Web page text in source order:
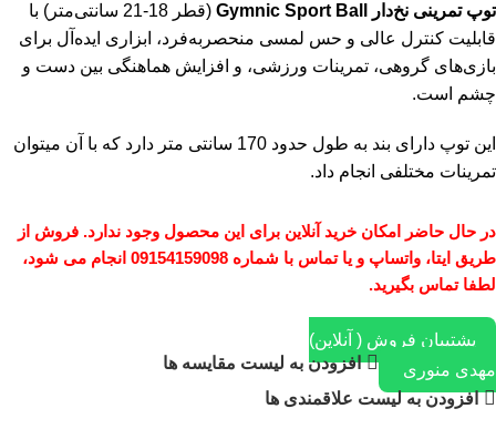
توپ تمرینی نخ‌دار Gymnic Sport Ball
(قطر 18-21 سانتی‌متر) با
قابلیت کنترل عالی و حس لمسی منحصربه‌فرد، ابزاری ایده‌آل برای
بازی‌های گروهی، تمرینات ورزشی، و افزایش هماهنگی بین دست و
چشم است.
این توپ دارای بند به طول حدود 170 سانتی متر دارد که با آن میتوان
تمرینات مختلفی انجام داد.
در حال حاضر امکان خرید آنلاین برای این محصول وجود ندارد. فروش از
طریق ایتا، واتساپ و یا تماس با شماره 09154159098 انجام می شود،
لطفا تماس بگیرید.
پشتیبان فروش ( آنلاین)
مهدی منوری
افزودن به لیست مقایسه ها
افزودن به لیست علاقمندی ها